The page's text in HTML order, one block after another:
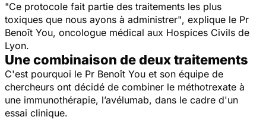
"Ce protocole fait partie des traitements les plus
toxiques que nous ayons à administrer", explique le Pr
Benoît You, oncologue médical aux Hospices Civils de
Lyon.
Une combinaison de deux traitements
C'est pourquoi le Pr Benoît You et son équipe de
chercheurs ont décidé de combiner le méthotrexate à
une immunothérapie, l’avélumab, dans le cadre d'un
essai clinique.